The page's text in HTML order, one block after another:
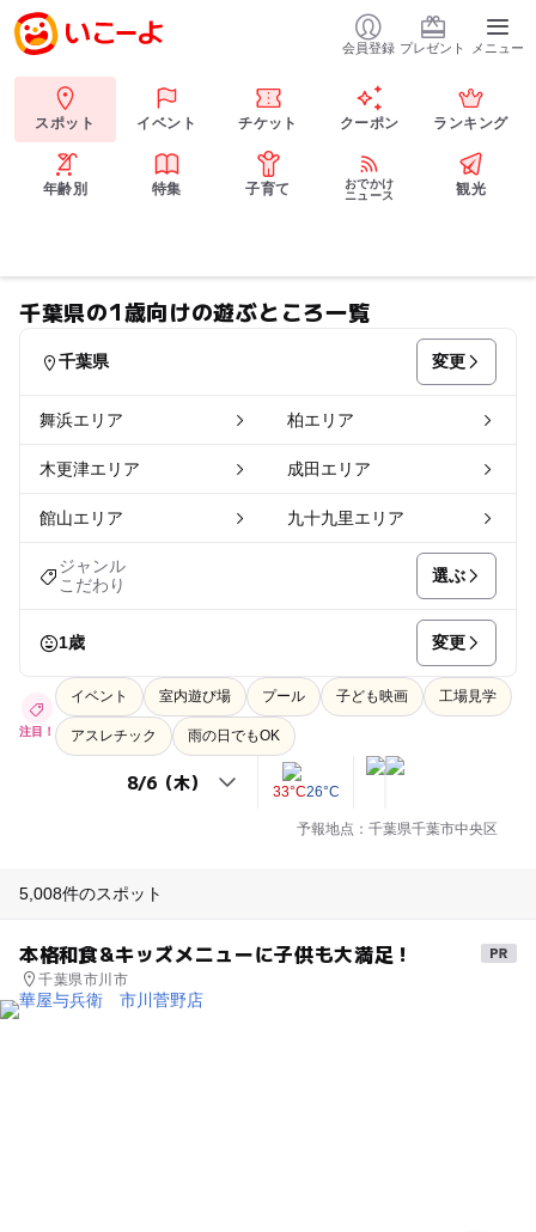
会員登録 プレゼント メニュー
スポット イベント チケット クーポン ランキング
年齢別 特集 子育て
おでかけ
ニュース
観光
千葉県の1歳向けの遊ぶところ一覧
千葉県 変更
舞浜エリア 柏エリア
木更津エリア 成田エリア
館山エリア 九十九里エリア
ジャンル
こだわり
選ぶ
1歳 変更
注目！
イベント 室内遊び場 プール 子ども映画 工場見学
アスレチック 雨の日でもOK
33°C26°C
予報地点：千葉県千葉市中央区
5,008件のスポット
本格和食&キッズメニューに子供も大満足！
千葉県市川市